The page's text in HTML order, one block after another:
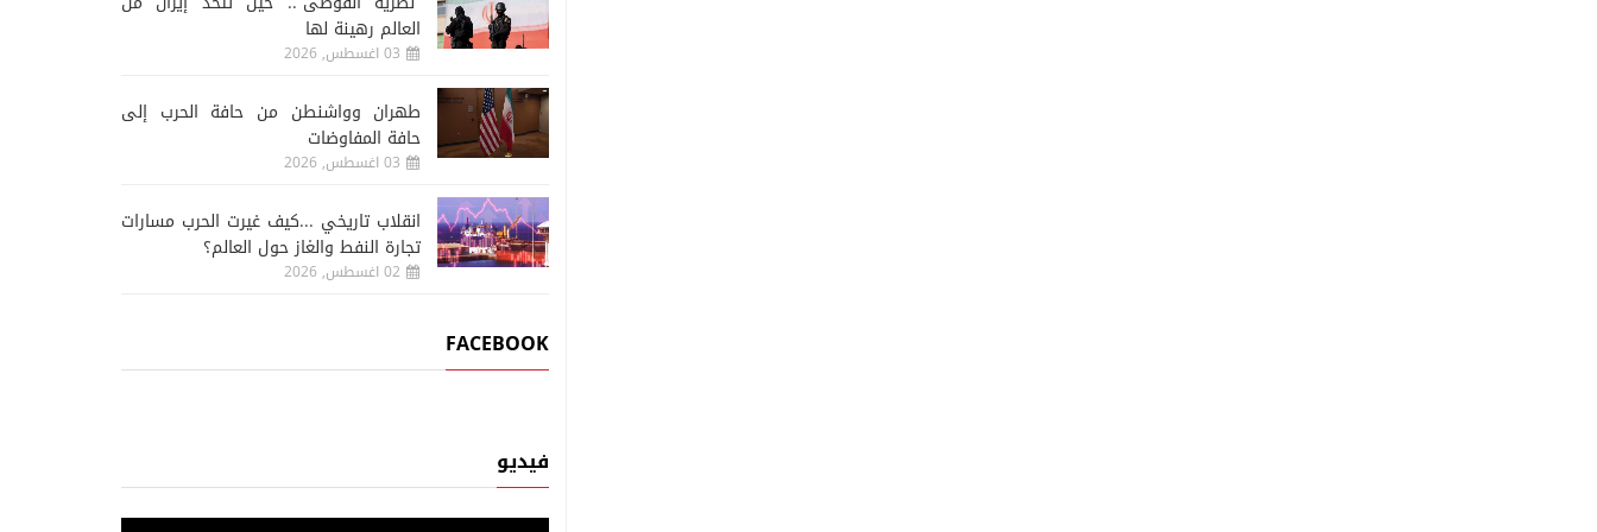
العالم رهينة لها
03 اغسطس, 2026
طهران وواشنطن من حافة الحرب إلى
حافة المفاوضات
03 اغسطس, 2026
انقلاب تاريخي ...كيف غيرت الحرب مسارات
تجارة النفط والغاز حول العالم؟
02 اغسطس, 2026
FACEBOOK
فيديو